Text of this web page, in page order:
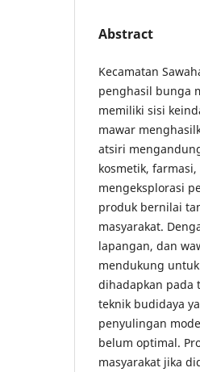
Abstract
Kecamatan
penghasil bunga
memiliki sisi
mawar
atsiri
kosmetik,
mengeksplorasi
produk bernilai
masyarakat.
lapangan, dan
mendukung
dihadapkan pada
teknik budidaya
penyulingan
belum optimal.
masyarakat jika